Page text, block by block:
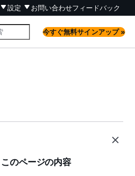
設定 お問い合わせフィードバック
今すぐ無料サインアップ »
このページの内容